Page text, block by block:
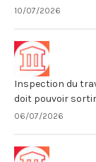
10/07/2026
Inspection du
doit pouvoir
06/07/2026